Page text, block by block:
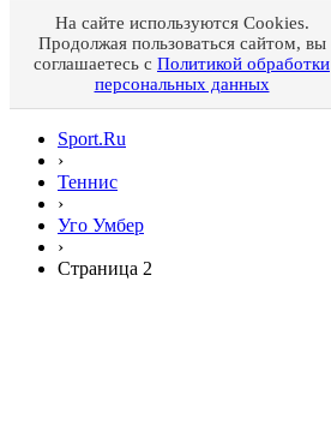
На сайте используются Cookies.
Продолжая пользоваться сайтом, вы
соглашаетесь с Политикой обработки
персональных данных
Sport.Ru
›
Теннис
›
Уго Умбер
›
Страница 2